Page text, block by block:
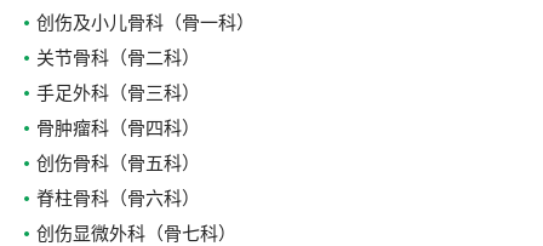
创伤及小儿骨科（骨一科）
关节骨科（骨二科）
手足外科（骨三科）
骨肿瘤科（骨四科）
创伤骨科（骨五科）
脊柱骨科（骨六科）
创伤显微外科（骨七科）